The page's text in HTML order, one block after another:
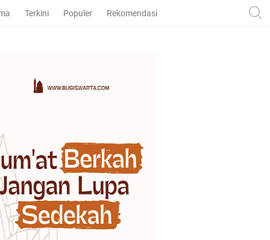
Terkini Populer Rekomendasi